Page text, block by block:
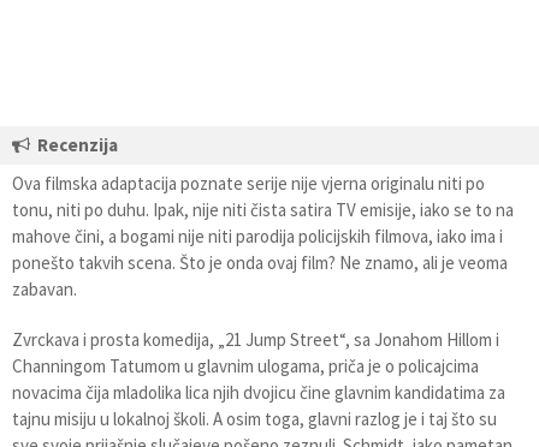
Recenzija
Ova filmska adaptacija poznate serije nije vjerna originalu niti po
tonu, niti po duhu. Ipak, nije niti čista satira TV emisije, iako se to na
mahove čini, a bogami nije niti parodija policijskih filmova, iako ima i
ponešto takvih scena. Što je onda ovaj film? Ne znamo, ali je veoma
zabavan.
Zvrckava i prosta komedija, „21 Jump Street“, sa Jonahom Hillom i
Channingom Tatumom u glavnim ulogama, priča je o policajcima
novacima čija mladolika lica njih dvojicu čine glavnim kandidatima za
tajnu misiju u lokalnoj školi. A osim toga, glavni razlog je i taj što su